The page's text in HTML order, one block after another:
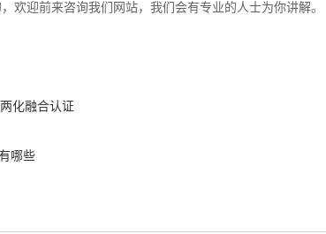
欢迎前来咨询我们网站，我们会有专业的人士为你讲解。
两化融合认证
哪些